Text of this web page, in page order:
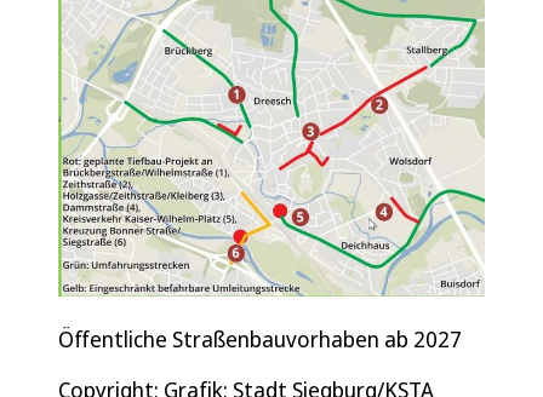
Öffentliche Straßenbauvorhaben ab 2027
Copyright: Grafik: Stadt Siegburg/KSTA